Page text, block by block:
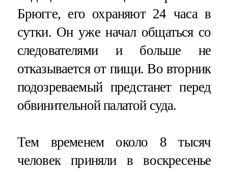
Брюгге, его охраняют 24 часа в
сутки. Он уже начал общаться со
следователями и больше не
отказывается от пищи. Во вторник
подозреваемый предстанет перед
обвинительной палатой суда.
Тем временем около 8 тысяч
человек приняли в воскресенье